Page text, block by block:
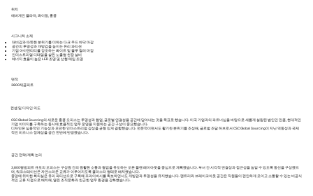
시그니처 소재
대비감과 따뜻한 분위기를 더하는 다크 우드 바닥 마감
공간의 투명성과 개방감을 높이는 유리 파티션
기업 아이덴티티를 강조하는 화이트 및 블루 컬러 마감
인더스트리얼 디테일을 살린 노출형 천장 설비
에너지 효율이 높은 LED 조명 및 선형 매입 조명
위치
에버게인 플라자, 콰이청, 홍콩
​면적
3800제곱피트
컨셉 및 디자인 의도
CSC Global Sourcing의 새로운 홍콩 오피스는 투명성과 협업, 글로벌 연결성을 공간에 담아내는 것을 목표로 했습니다. 미국 기업과의 파트너십을 바탕으로 새롭게 설립된 법인인 만큼, 현대적인
기업 이미지를 구축하는 동시에 효율적인 업무 운영을 지원하는 공간 구성이 중요했습니다.
디자인은 실용적인 기능성과 모던한 인더스트리얼 감성을 균형 있게 결합했습니다. 전문적이면서도 활기찬 분위기를 조성해, 글로벌 조달 허브로서 CSC Global Sourcing이 지닌 역동성과 국제
적인 비즈니스 정체성을 공간 전반에 반영했습니다.
공간 전략/계획 논리
3,800평방피트 규모의 오피스는 구성원 간의 원활한 소통과 협업을 유도하는 오픈 플랜 레이아웃을 중심으로 계획했습니다. 부서 간 시각적 연결성과 접근성을 높일 수 있도록 동선을 구성했으
며, 워크스테이션은 자연스러운 교류가 이루어지도록 클러스터 형태로 배치했습니다.
중앙에 위치한 회의실은 유리 파티션으로 구획해 프라이버시를 확보하면서도 개방감과 투명성을 유지했습니다. 팬트리와 브레이크아웃 공간은 직원들이 편안하게 모이고 소통할 수 있는 비공식
적인 교류 지점으로 배치해, 열린 조직문화와 친근한 업무 환경을 강화했습니다.